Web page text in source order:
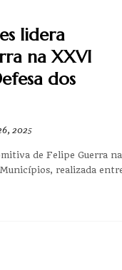
lidera
na XXVI
dos
2025
de Felipe Guerra na
realizada